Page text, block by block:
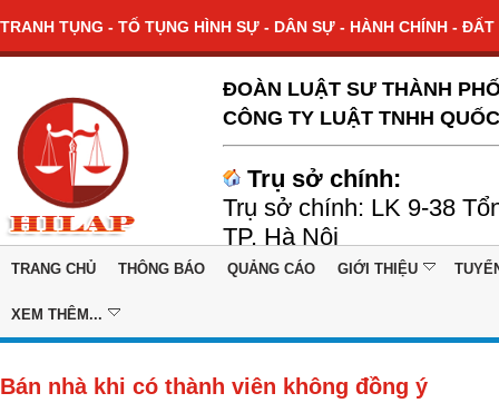
TRANH TỤNG - TỐ TỤNG HÌNH SỰ - DÂN SỰ - HÀNH CHÍNH -
ĐOÀN LUẬT SƯ THÀNH
CÔNG TY LUẬT TNHH
Trụ sở chính:
Trụ sở chính: LK 9-38
TP. Hà Nội
TRANG CHỦ THÔNG BÁO QUẢNG CÁO GIỚI THIỆU
XEM THÊM...
Bán nhà khi có thành viên không đồng ý